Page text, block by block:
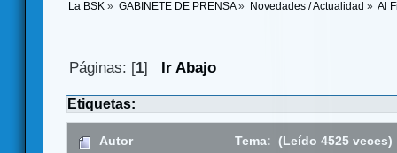
La BSK » GABINETE DE PRENSA» Novedades / Actualidad » Al
Páginas: [1] Ir Abajo
Etiquetas:
Autor Tema: (Leído 4525 veces)